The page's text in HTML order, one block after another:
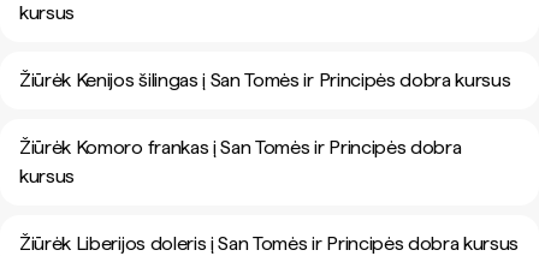
kursus
Žiūrėk Kenijos šilingas į San Tomės ir Principės dobra kursus
Žiūrėk Komoro frankas į San Tomės ir Principės dobra
kursus
Žiūrėk Liberijos doleris į San Tomės ir Principės dobra kursus